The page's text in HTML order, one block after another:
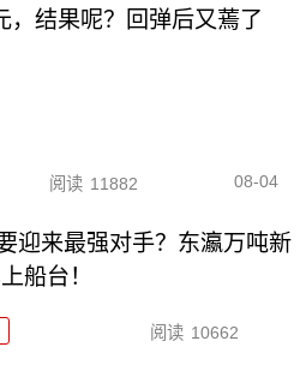
，结果呢？回弹后又蔫了
阅读 11882 08-04
迎来最强对手？东瀛万吨新
船台！
阅读 10662